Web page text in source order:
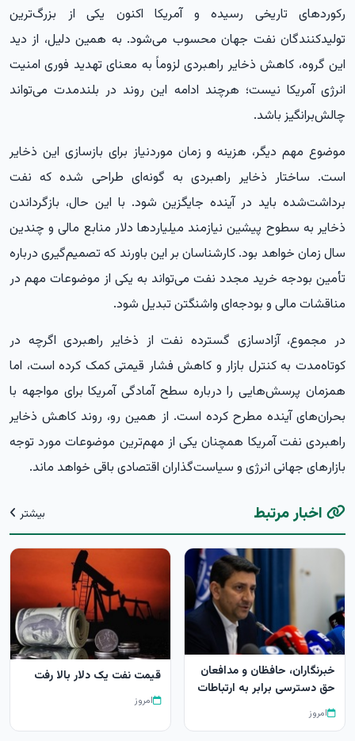
رکوردهای تاریخی رسیده و آمریکا اکنون یکی از بزرگ‌ترین
تولیدکنندگان نفت جهان محسوب می‌شود. به همین دلیل، از دید
این گروه، کاهش ذخایر راهبردی لزوماً به معنای تهدید فوری امنیت
انرژی آمریکا نیست؛ هرچند ادامه این روند در بلندمدت می‌تواند
چالش‌برانگیز باشد.
موضوع مهم دیگر، هزینه و زمان موردنیاز برای بازسازی این ذخایر
است. ساختار ذخایر راهبردی به گونه‌ای طراحی شده که نفت
برداشت‌شده باید در آینده جایگزین شود. با این حال، بازگرداندن
ذخایر به سطوح پیشین نیازمند میلیاردها دلار منابع مالی و چندین
سال زمان خواهد بود. کارشناسان بر این باورند که تصمیم‌گیری درباره
تأمین بودجه خرید مجدد نفت می‌تواند به یکی از موضوعات مهم در
مناقشات مالی و بودجه‌ای واشنگتن تبدیل شود.
در مجموع، آزادسازی گسترده نفت از ذخایر راهبردی اگرچه در
کوتاه‌مدت به کنترل بازار و کاهش فشار قیمتی کمک کرده است، اما
همزمان پرسش‌هایی را درباره سطح آمادگی آمریکا برای مواجهه با
بحران‌های آینده مطرح کرده است. از همین رو، روند کاهش ذخایر
راهبردی نفت آمریکا همچنان یکی از مهم‌ترین موضوعات مورد توجه
بازارهای جهانی انرژی و سیاست‌گذاران اقتصادی باقی خواهد ماند.
اخبار مرتبط بیشتر
خبرنگاران، حافظان و مدافعان
حق دسترسی برابر به ارتباطات
امروز
قیمت نفت یک دلار بالا رفت
امروز